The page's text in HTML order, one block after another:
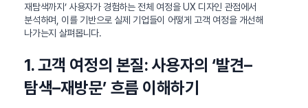
재탐색까지’ 사용자가 경험하는 전체 여정을 UX 디자인 관점에서
분석하며, 이를 기반으로 실제 기업들이 어떻게 고객 여정을 개선해
나가는지 살펴봅니다.
1. 고객 여정의 본질: 사용자의 ‘발견–
탐색–재방문’ 흐름 이해하기